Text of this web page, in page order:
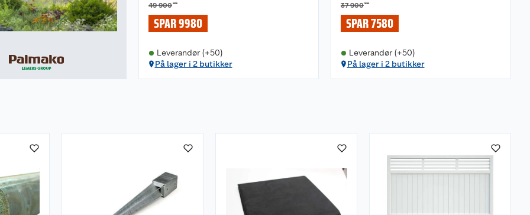
49 90000
SPAR 9980
Leverandør (+50)
På lager i 2 butikker
37 90000
SPAR 7580
Leverandør (+50)
På lager i 2 butikker